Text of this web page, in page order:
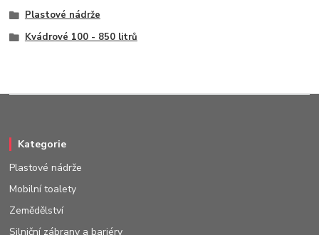
Plastové nádrže
Kvádrové 100 - 850 litrů
Kategorie
Plastové nádrže
Mobilní toalety
Zemědělství
Silniční zábrany a bariéry